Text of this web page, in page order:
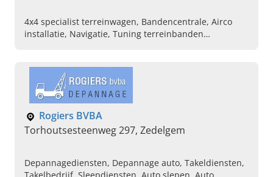
4x4 specialist terreinwagen, Bandencentrale, Airco
installatie, Navigatie, Tuning terreinbanden
Rogiers BVBA
Torhoutsesteenweg 297, Zedelgem
Depannagediensten, Depannage auto, Takeldiensten,